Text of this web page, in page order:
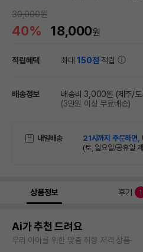
30,000원
40% 18,000원
적립혜택 최대150점 적립
배송정보 배송비 3,000원 (제주/
(3만원 이상 무료배송)
내일배송 21시까지 주문하면,
(토, 일요일/공휴일
상품정보 후기 1
Ai가 추천 드려요
우리 아이를 위한 맞춤 취향 저격 상품